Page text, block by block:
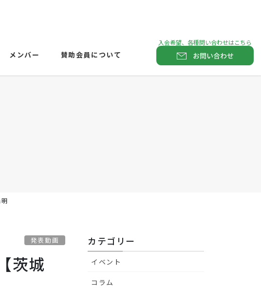
メンバー
賛助会員について
発表動画
茨城
カテゴリー
イベント
コラム